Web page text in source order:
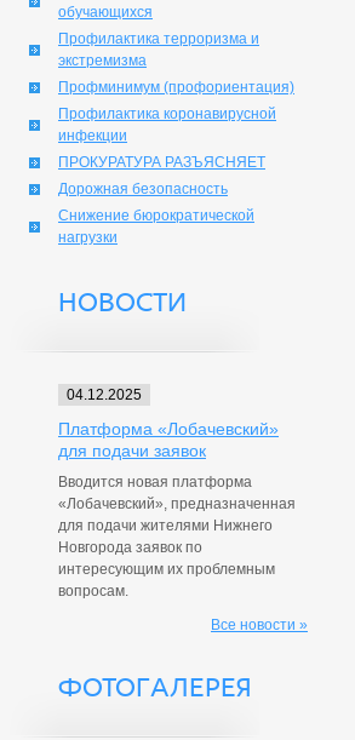
обучающихся
Профилактика терроризма и
экстремизма
Профминимум (профориентация)
Профилактика коронавирусной
инфекции
ПРОКУРАТУРА РАЗЪЯСНЯЕТ
Дорожная безопасность
Снижение бюрократической
нагрузки
НОВОСТИ
04.12.2025
Платформа «Лобачевский»
для подачи заявок
Вводится новая платформа
«Лобачевский», предназначенная
для подачи жителями Нижнего
Новгорода заявок по
интересующим их проблемным
вопросам.
Все новости »
ФОТОГАЛЕРЕЯ